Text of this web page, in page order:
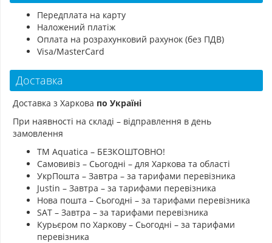
Передплата на карту
Наложений платіж
Оплата на розрахунковий рахунок (без ПДВ)
Visa/MasterCard
Доставка
Доставка з Харкова по Україні
При наявності на складі – відправлення в день
замовлення
ТМ Aquatica – БЕЗКОШТОВНО!
Самовивіз – Сьогодні – для Харкова та області
УкрПошта – Завтра – за тарифами перевізника
Justin – Завтра – за тарифами перевізника
Нова пошта – Сьогодні – за тарифами перевізника
SAT – Завтра – за тарифами перевізника
Курьєром по Харкову – Сьогодні – за тарифами
перевізника